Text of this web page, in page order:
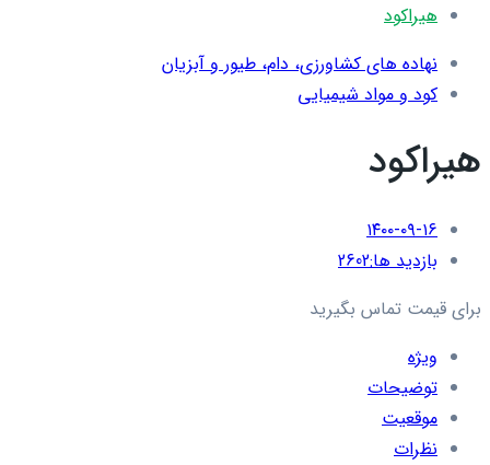
هیراکود
نهاده های کشاورزی، دام، طيور و آبزيان
کود و مواد شیمیایی
هیراکود
۱۴۰۰-۰۹-۱۶
بازدید ها:2602
برای قیمت تماس بگیرید
ویژه
توضیحات
موقعیت
نظرات